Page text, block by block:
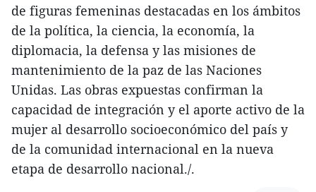
de figuras femeninas destacadas en los ámbitos
de la política, la ciencia, la economía, la
diplomacia, la defensa y las misiones de
mantenimiento de la paz de las Naciones
Unidas. Las obras expuestas confirman la
capacidad de integración y el aporte activo de la
mujer al desarrollo socioeconómico del país y
de la comunidad internacional en la nueva
etapa de desarrollo nacional./.